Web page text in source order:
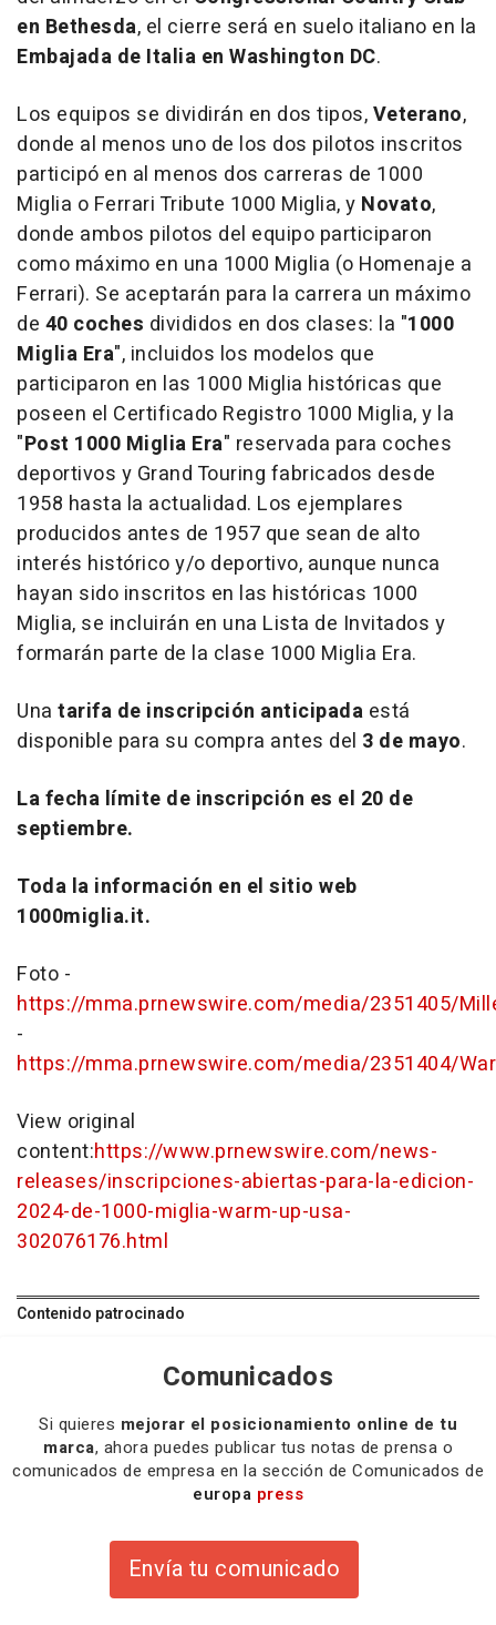
en Bethesda, el cierre será en suelo italiano en la
Embajada de Italia en Washington DC.
Los equipos se dividirán en dos tipos,Veterano,
donde al menos uno de los dos pilotos inscritos
participó en al menos dos carreras de 1000
Miglia o Ferrari Tribute 1000 Miglia, y Novato,
donde ambos pilotos del equipo participaron
como máximo en una 1000 Miglia (o Homenaje a
Ferrari). Se aceptarán para la carrera un máximo
de 40 coches divididos en dos clases: la "1000
Miglia Era", incluidos los modelos que
participaron en las 1000 Miglia históricas que
poseen el Certificado Registro 1000 Miglia, y la
"Post 1000 Miglia Era" reservada para coches
deportivos y Grand Touring fabricados desde
1958 hasta la actualidad. Los ejemplares
producidos antes de 1957 que sean de alto
interés histórico y/o deportivo, aunque nunca
hayan sido inscritos en las históricas 1000
Miglia, se incluirán en una Lista de Invitados y
formarán parte de la clase 1000 Miglia Era.
Una tarifa de inscripción anticipada está
disponible para su compra antes del 3 de mayo.
La fecha límite de inscripción es el 20 de
septiembre.
Toda la información en el sitio web
1000miglia.it.
Foto -
https://mma.prnewswire.com/media/2351405/
-
https://mma.prnewswire.com/media/2351404/
View original
content:https://www.prnewswire.com/news-
releases/inscripciones-abiertas-para-la-edicion-
2024-de-1000-miglia-warm-up-usa-
302076176.html
Contenido patrocinado
Comunicados
Si quieres mejorar el posicionamiento online de tu
marca, ahora puedes publicar tus notas de prensa o
comunicados de empresa en la sección de Comunicados de
europa press
Envía tu comunicado